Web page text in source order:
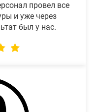
провел все
и уже через
был у нас.